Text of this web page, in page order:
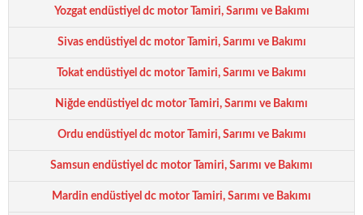
Yozgat endüstiyel dc motor Tamiri, Sarımı ve Bakımı
Sivas endüstiyel dc motor Tamiri, Sarımı ve Bakımı
Tokat endüstiyel dc motor Tamiri, Sarımı ve Bakımı
Niğde endüstiyel dc motor Tamiri, Sarımı ve Bakımı
Ordu endüstiyel dc motor Tamiri, Sarımı ve Bakımı
Samsun endüstiyel dc motor Tamiri, Sarımı ve Bakımı
Mardin endüstiyel dc motor Tamiri, Sarımı ve Bakımı